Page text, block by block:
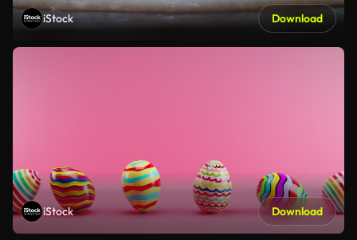
iStock Download
iStock Download